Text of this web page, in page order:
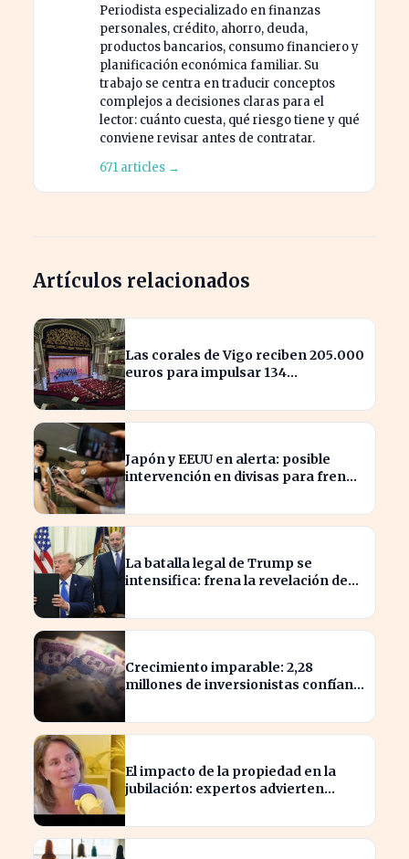
Periodista especializado en finanzas
personales, crédito, ahorro, deuda,
productos bancarios, consumo financiero y
planificación económica familiar. Su
trabajo se centra en traducir conceptos
complejos a decisiones claras para el
lector: cuánto cuesta, qué riesgo tiene y qué
conviene revisar antes de contratar.
671 articles →
Artículos relacionados
Las corales de Vigo reciben 205.000
euros para impulsar 134
Japón y EEUU en alerta: posible
intervención en divisas para frenar
La batalla legal de Trump se
intensifica: frena la revelación de
Crecimiento imparable: 2,28
millones de inversionistas confían
billones
El impacto de la propiedad en la
jubilación: expertos advierten